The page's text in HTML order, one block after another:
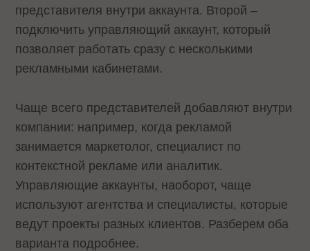
представителя внутри аккаунта. Второй –
подключить управляющий аккаунт, который
позволяет работать сразу с несколькими
рекламными кабинетами.
Чаще всего представителей добавляют внутри
компании: например, когда рекламой
занимается маркетолог, специалист по
контекстной рекламе или аналитик.
Управляющие аккаунты, наоборот, чаще
используют агентства и специалисты, которые
ведут проекты разных клиентов. Разберем оба
варианта подробнее.